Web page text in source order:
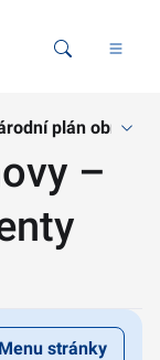
Vyhledávání
plán obnovy
–
Menu stránky